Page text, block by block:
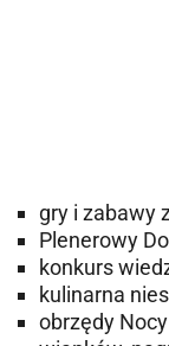
gry i zabawy
Plenerowy
konkurs
kulinarna
obrzędy